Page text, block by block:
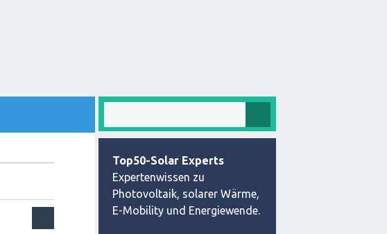
Top50-Solar Experts
Expertenwissen zu
Photovoltaik, solarer Wärme,
E-Mobility und Energiewende.